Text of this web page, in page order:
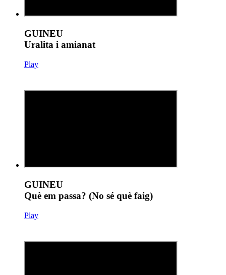
GUINEU
Uralita i amianat
Play
GUINEU
Què em passa? (No sé què faig)
Play